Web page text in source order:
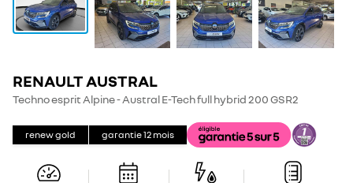
RENAULT AUSTRAL
Techno esprit Alpine - Austral E-Tech full hybrid 200 GSR2
renew gold garantie12 mois